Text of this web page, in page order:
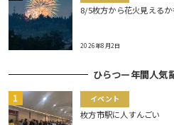
8/5枚方から花火見えるか
2026年8月2日
ひらつー年間人気
イベント
枚方市駅に人すんごい